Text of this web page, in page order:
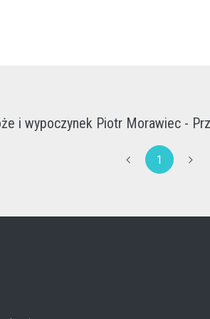
i wypoczynek Piotr Morawiec -
1